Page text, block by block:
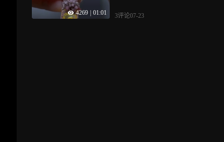
4269 01:01 3评论07-23